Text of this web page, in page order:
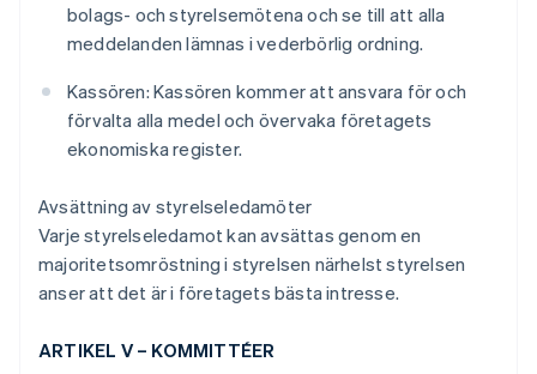
bolags- och styrelsemötena och se till att alla
meddelanden lämnas i vederbörlig ordning.
Kassören: Kassören kommer att ansvara för och
förvalta alla medel och övervaka företagets
ekonomiska register.
Avsättning av styrelseledamöter
Varje styrelseledamot kan avsättas genom en
majoritetsomröstning i styrelsen närhelst styrelsen
anser att det är i företagets bästa intresse.
ARTIKEL V – KOMMITTÉER